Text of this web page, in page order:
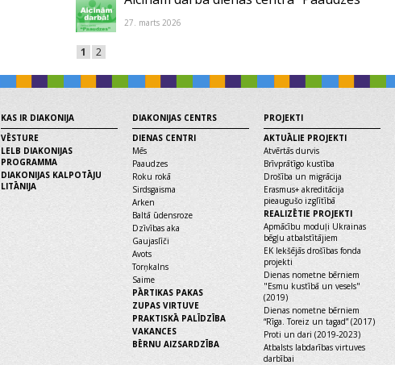
27. marts 2026
1 2
KAS IR DIAKONIJA
VĒSTURE
LELB DIAKONIJAS
PROGRAMMA
DIAKONIJAS KALPOTĀJU
LITĀNIJA
DIAKONIJAS CENTRS
DIENAS CENTRI
Mēs
Paaudzes
Roku rokā
Sirdsgaisma
Arken
Baltā ūdensroze
Dzīvības aka
Gaujaslīči
Avots
Torņkalns
Saime
PĀRTIKAS PAKAS
ZUPAS VIRTUVE
PRAKTISKĀ PALĪDZĪBA
VAKANCES
BĒRNU AIZSARDZĪBA
PROJEKTI
AKTUĀLIE PROJEKTI
Atvērtās durvis
Brīvprātīgo kustība
Drošība un migrācija
Erasmus+ akreditācija
pieaugušo izglītībā
REALIZĒTIE PROJEKTI
Apmācību moduļi Ukrainas
bēgļu atbalstītājiem
EK Iekšējās drošības fonda
projekti
Dienas nometne bērniem
"Esmu kustībā un vesels"
(2019)
Dienas nometne bērniem
“Rīga. Toreiz un tagad” (2017)
Proti un dari (2019-2023)
Atbalsts labdarības virtuves
darbībai